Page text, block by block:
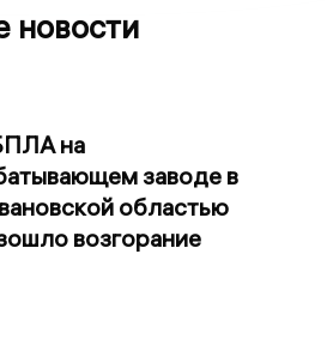
новости
на
заводе в
областью
возгорание